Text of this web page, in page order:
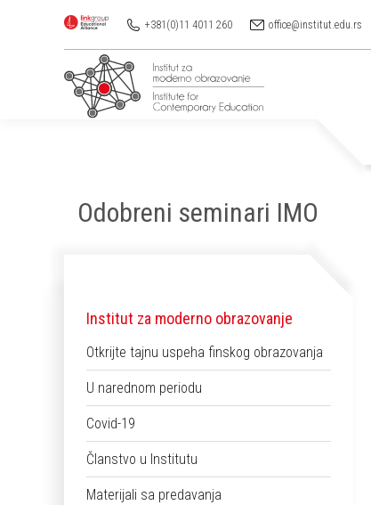
+381(0)11 4011 260 office@institut.edu.rs
Odobreni seminari IMO
You are here:
Institut za moderno obrazovanje
Otkrijte tajnu uspeha finskog obrazovanja
U narednom periodu
Covid-19
Članstvo u Institutu
Materijali sa predavanja